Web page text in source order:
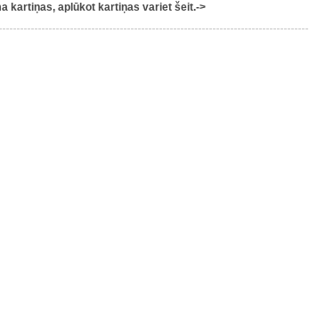
kartiņas, aplūkot kartiņas variet šeit.->